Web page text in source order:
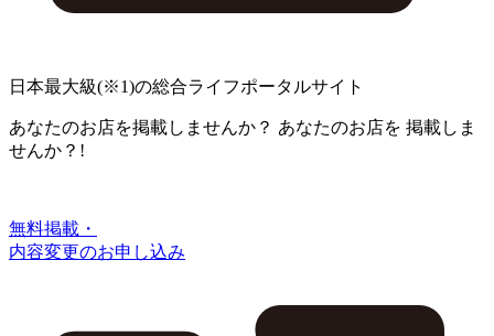
日本最大級(※1)の総合ライフポータルサイト
あなたのお店を掲載しませんか？ あなたのお店を 掲載しま
せんか？!
無料掲載・
内容変更のお申し込み